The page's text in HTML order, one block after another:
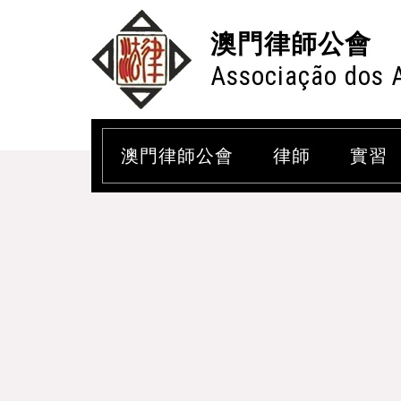
澳門律師公會
Associação dos
澳門律師公會 律師 實習